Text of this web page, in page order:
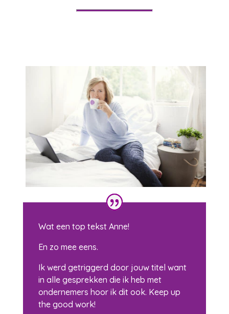
Wat een top tekst Anne!
En zo mee eens.
Ik werd getriggerd door jouw titel want
in alle gesprekken die ik heb met
ondernemers hoor ik dit ook. Keep up
the good work!